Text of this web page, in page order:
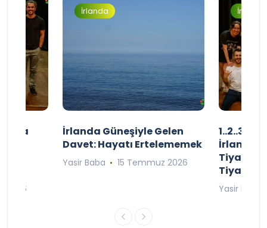
2026
İrlanda
İrlanda Güneşiyle Gelen
Davet: Hayatı Ertelememek
Yasir Baba 15 Temmuz 2026
İrlanda
1..2..3..
Tiyatro
Yasir Baba